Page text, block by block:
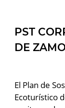
PST
DE
El Plan de
Ecoturístico